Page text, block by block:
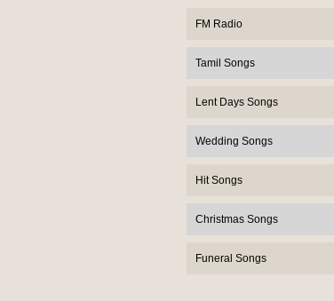
FM Radio
Tamil Songs
Lent Days Songs
Wedding Songs
Hit Songs
Christmas Songs
Funeral Songs